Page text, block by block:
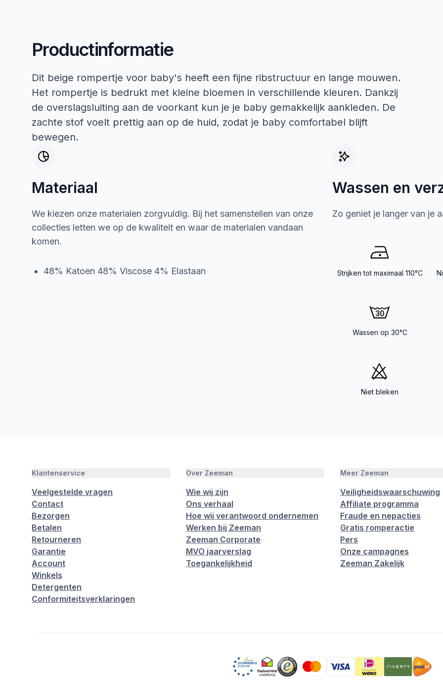
Productinformatie
Dit beige rompertje voor baby's heeft een fijne ribstructuur en lange mouwen.
Het rompertje is bedrukt met kleine bloemen in verschillende kleuren. Dankzij
de overslagsluiting aan de voorkant kun je je baby gemakkelijk aankleden. De
zachte stof voelt prettig aan op de huid, zodat je baby comfortabel blijft
bewegen.
Materiaal
We kiezen onze materialen zorgvuldig. Bij het samenstellen van onze
collecties letten we op de kwaliteit en waar de materialen vandaan
komen.
48% Katoen 48% Viscose 4% Elastaan
Wassen en
Zo geniet je langer van je
Strijken tot maximaal 110°C
Wassen op 30°C
Niet bleken
Klantenservice
Veelgestelde vragen
Contact
Bezorgen
Betalen
Retourneren
Garantie
Account
Winkels
Detergenten
Conformiteitsverklaringen
Over Zeeman
Wie wij zijn
Ons verhaal
Hoe wij verantwoord ondernemen
Werken bij Zeeman
Zeeman Corporate
MVO jaarverslag
Toegankelijkheid
Meer Zeeman
Veiligheidswaarschuwing
Affiliate programma
Fraude en nepacties
Gratis romperactie
Pers
Onze campagnes
Zeeman Zakelijk